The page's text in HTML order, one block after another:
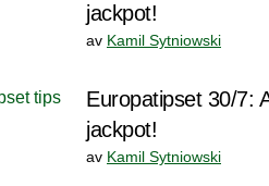
jackpot!
av Kamil Sytniowski
Europatipset 30/7:
jackpot!
av Kamil Sytniowski